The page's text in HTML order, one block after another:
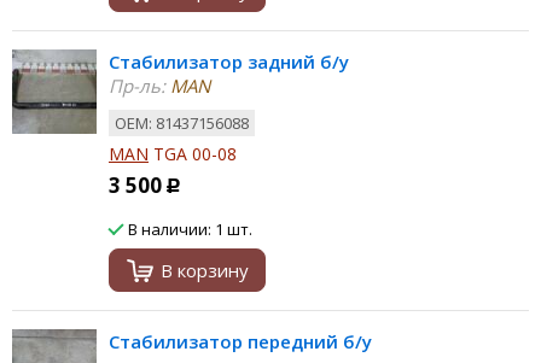
Стабилизатор задний б/у
Пр-ль:MAN
ОЕМ: 81437156088
MAN TGA 00-08
3 500 Р
В наличии: 1 шт.
В корзину
Стабилизатор передний б/у